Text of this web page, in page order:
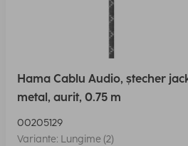
Hama Cablu Audio, ștecher
metal, aurit, 0.75 m
00205129
Variante: Lungime (2)